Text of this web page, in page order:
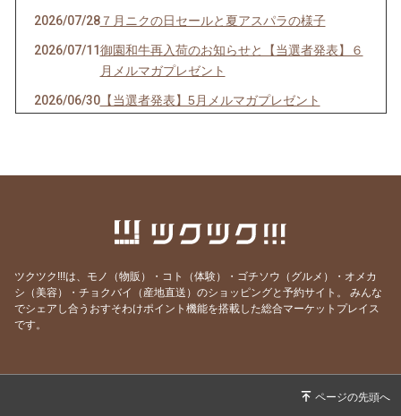
2026/07/28７月ニクの日セールと夏アスパラの様子
2026/07/11御園和牛再入荷のお知らせと【当選者発表】６
月メルマガプレゼント
2026/06/30【当選者発表】5月メルマガプレゼント
2026/06/13今年の父の日は6月21日。御園和牛ギフトおす
５月のニクの日セール、本日開始！と春アスパ
2026/05/10【当選者発表】４月メルマガプレゼントと訳あ
りアスパラ再販のお知らせ
2026/05/02
ツクツク!!!は、モノ（物販）・コト（体験）・ゴチソウ（グルメ）・オメカ
シ（美容）・チョクバイ（産地直送）のショッピングと予約サイト。
みんな
でシェアし合うおすそわけポイント機能を搭載した総合マーケットプレイス
です。